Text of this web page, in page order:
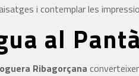
i contemplar les
al
Ribagorçana